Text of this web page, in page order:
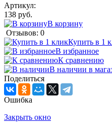
Артикул:
138 руб.
В корзину
Отзывов: 0
Купить в 1
В избранное
К сравнению
В наличии в
Поделиться
Ошибка
Закрыть окно